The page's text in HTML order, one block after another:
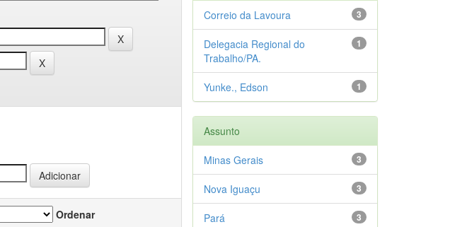
Ordenar
3
Correio da Lavoura
1
Delegacia Regional do
Trabalho/PA.
1
Yunke., Edson
Assunto
3
Minas Gerais
3
Nova Iguaçu
3
Pará